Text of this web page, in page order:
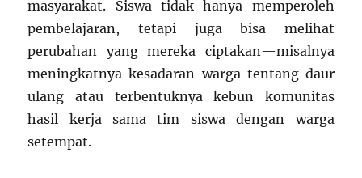
masyarakat. Siswa tidak hanya memperoleh
pembelajaran, tetapi juga bisa melihat
perubahan yang mereka ciptakan—misalnya
meningkatnya kesadaran warga tentang daur
ulang atau terbentuknya kebun komunitas
hasil kerja sama tim siswa dengan warga
setempat.